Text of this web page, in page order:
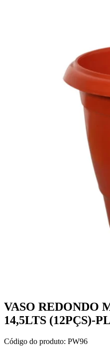
VASO REDONDO
14,5LTS (12PÇS)-
Código do produto: PW96